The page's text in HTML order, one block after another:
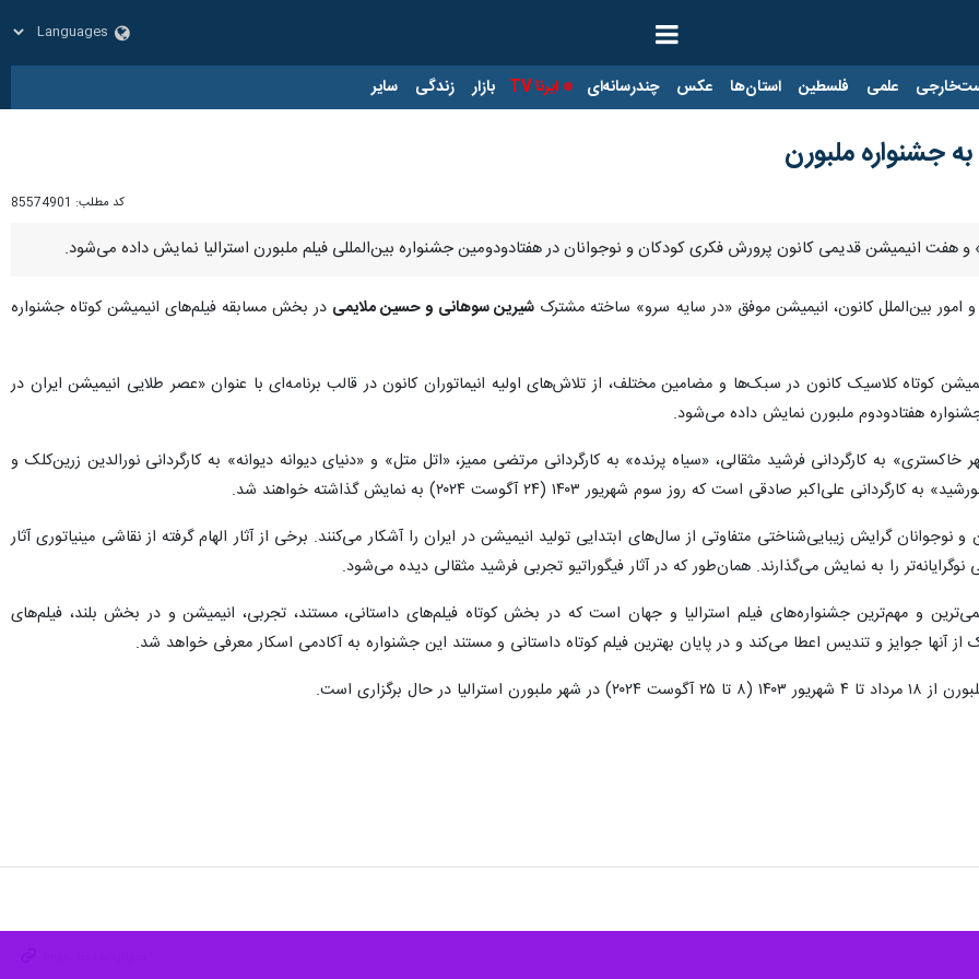
علمی فلسطین استان‌ها عکس چندرسانه‌ای ایرنا TV بازار زندگی سایر
کد مطلب: 85574901